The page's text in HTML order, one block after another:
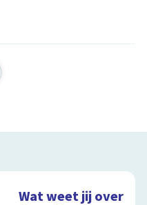
Wat weet jij over